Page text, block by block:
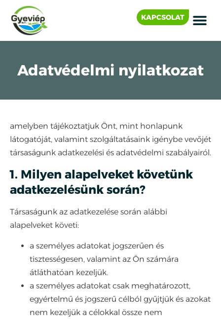
KAPCSOLAT
Adatvédelmi nyilatkozat
amelyben tájékoztatjuk Önt, mint honlapunk
látogatóját, valamint szolgáltatásaink igénybe vevőjét
társaságunk adatkezelési és adatvédelmi szabályairól.
1. Milyen alapelveket követünk
adatkezelésünk során?
Társaságunk az adatkezelése során alábbi
alapelveket követi:
a személyes adatokat jogszerűen és
tisztességesen, valamint az Ön számára
átláthatóan kezeljük.
a személyes adatokat csak meghatározott,
egyértelmű és jogszerű célból gyűjtjük és azokat
nem kezeljük a célokkal össze nem